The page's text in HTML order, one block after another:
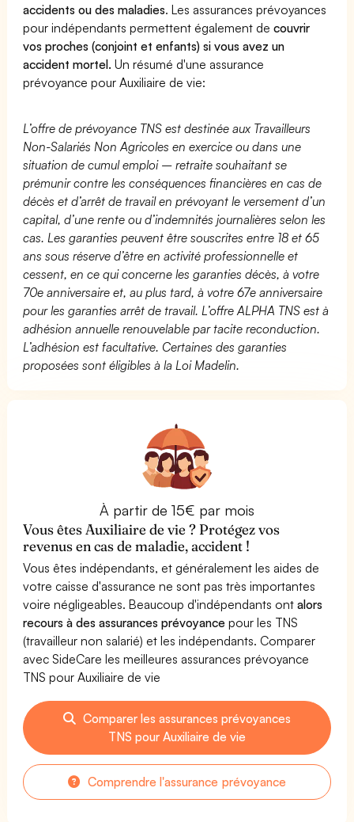
accidents ou des maladies. Les assurances prévoyances
pour indépendants permettent également decouvrir
vos proches (conjoint et enfants) si vous avez un
accident mortel. Un résumé d'une assurance
prévoyance pour Auxiliaire de vie:
L’offre de prévoyance TNS est destinée aux Travailleurs
Non-Salariés Non Agricoles en exercice ou dans une
situation de cumul emploi – retraite souhaitant se
prémunir contre les conséquences financières en cas de
décès et d’arrêt de travail en prévoyant le versement d’un
capital, d’une rente ou d’indemnités journalières selon les
cas. Les garanties peuvent être souscrites entre 18 et 65
ans sous réserve d’être en activité professionnelle et
cessent, en ce qui concerne les garanties décès, à votre
70e anniversaire et, au plus tard, à votre 67e anniversaire
pour les garanties arrêt de travail. L’offre ALPHA TNS est à
adhésion annuelle renouvelable par tacite reconduction.
L’adhésion est facultative. Certaines des garanties
proposées sont éligibles à la Loi Madelin.
À partir de 15€ par mois
Vous êtes Auxiliaire de vie ? Protégez vos
revenus en cas de maladie, accident !
Vous êtes indépendants, et généralement les aides de
votre caisse d'assurance ne sont pas très importantes
voire négligeables. Beaucoup d'indépendants ontalors
recours à des assurances prévoyance pour les TNS
(travailleur non salarié) et les indépendants. Comparer
avec SideCare les meilleures assurances prévoyance
TNS pour Auxiliaire de vie
Comparer les assurances prévoyances
TNS pour Auxiliaire de vie
Comprendre l'assurance prévoyance